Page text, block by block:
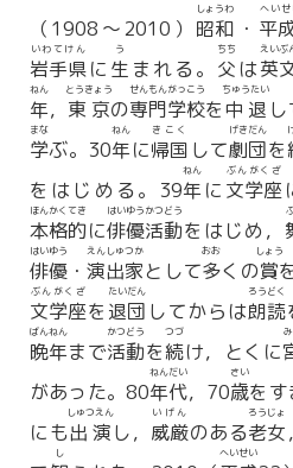
（1908〜2010） 昭和
しょうわ
・ 平
へい
岩手県
いわてけん
に 生
う
まれる。 父
ちち
は英
えいぶ
年
ねん
， 東京
とうきょう
の専門学校
せんもんがっこう
を中退
ちゅうたい
学
まな
ぶ。30年
ねん
に帰国
きこく
して劇団
げきだん
を
をはじめる。39年
ねん
に 文学座
ぶんがくざ
本格的
ほんかくてき
に俳優活動
はいゆうかつどう
をはじめ，
俳優
はいゆう
・ 演出家
えんしゅつか
として多
おお
くの賞
しょう
を
文学座
ぶんがくざ
を 退団
たいだん
してからは朗読
ろうどく
晩年
ばんねん
まで活動
かつどう
を続
つづ
け，とくに
があった。80年代
ねんだい
，70歳
さい
を
にも出演
しゅつえん
し， 威厳
いげん
のある老女
ろうじょ
，
し へいせい